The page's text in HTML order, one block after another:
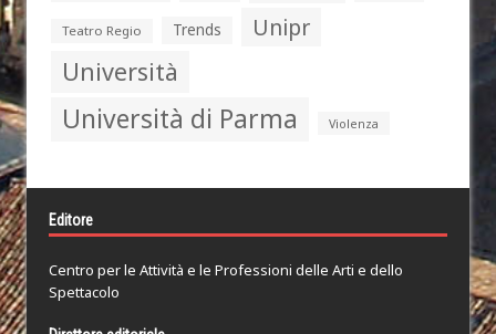
Teatro Regio Trends Unipr
Università
Università di Parma Violenza
Editore
Centro per le Attività e le Professioni delle Arti e dello
Spettacolo